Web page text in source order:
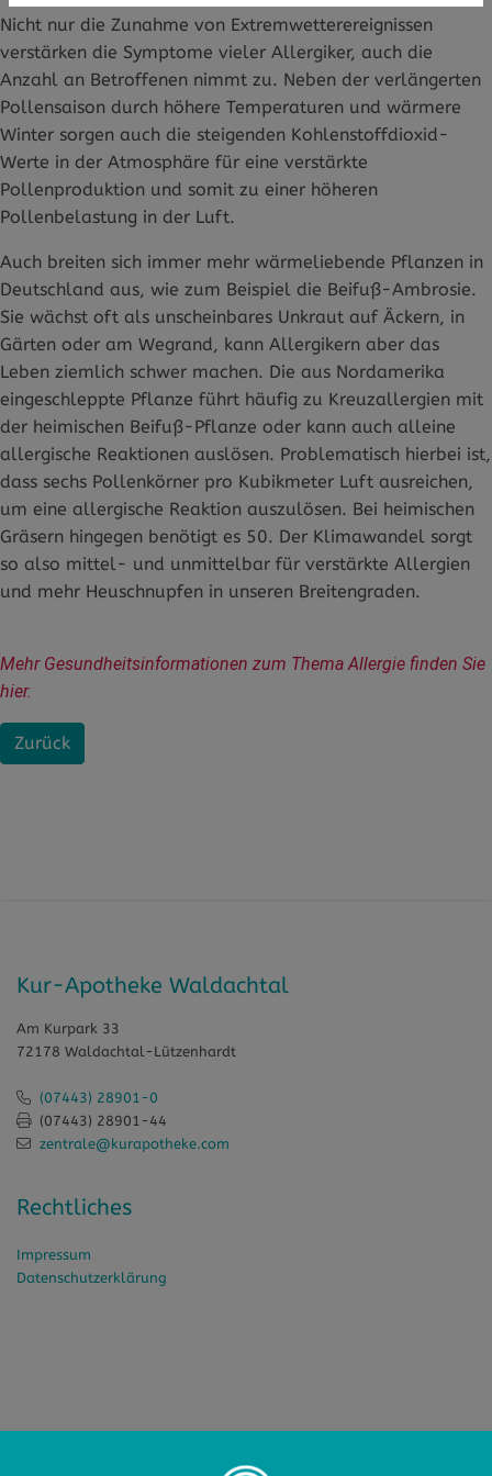
Zurück
Nicht nur die Zunahme von Extremwetterereignissen
verstärken die Symptome vieler Allergiker, auch die
Anzahl an Betroffenen nimmt zu. Neben der verlängerten
Pollensaison durch höhere Temperaturen und wärmere
Winter sorgen auch die steigenden Kohlenstoffdioxid-
Werte in der Atmosphäre für eine verstärkte
Pollenproduktion und somit zu einer höheren
Pollenbelastung in der Luft.
Auch breiten sich immer mehr wärmeliebende Pflanzen in
Deutschland aus, wie zum Beispiel die Beifuß-Ambrosie.
Sie wächst oft als unscheinbares Unkraut auf Äckern, in
Gärten oder am Wegrand, kann Allergikern aber das
Leben ziemlich schwer machen. Die aus Nordamerika
eingeschleppte Pflanze führt häufig zu Kreuzallergien mit
der heimischen Beifuß-Pflanze oder kann auch alleine
allergische Reaktionen auslösen. Problematisch hierbei ist,
dass sechs Pollenkörner pro Kubikmeter Luft ausreichen,
um eine allergische Reaktion auszulösen. Bei heimischen
Gräsern hingegen benötigt es 50. Der Klimawandel sorgt
so also mittel- und unmittelbar für verstärkte Allergien
und mehr Heuschnupfen in unseren Breitengraden.
Mehr Gesundheitsinformationen zum Thema Allergie finden Sie
hier.
Kur-Apotheke Waldachtal
Am Kurpark 33
72178 Waldachtal-Lützenhardt
(07443) 28901-0
(07443) 28901-44
zentrale@kurapotheke.com
Rechtliches
Impressum
Datenschutzerklärung